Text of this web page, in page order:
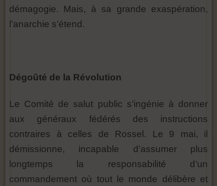
démagogie. Mais, à sa grande exaspération,
l’anarchie s’étend.
Dégoûté de la Révolution
Le Comité de salut public s’ingénie à donner
aux généraux fédérés des instructions
contraires à celles de Rossel. Le 9 mai, il
démissionne, incapable d’assumer plus
longtemps la responsabilité d’un
commandement où tout le monde délibère et